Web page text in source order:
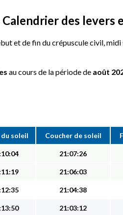
des levers
et de fin du crépuscule civil,
au cours de la période de août
du soleil Coucher de soleil
21:07:26
21:06:03
21:04:38
21:03:12